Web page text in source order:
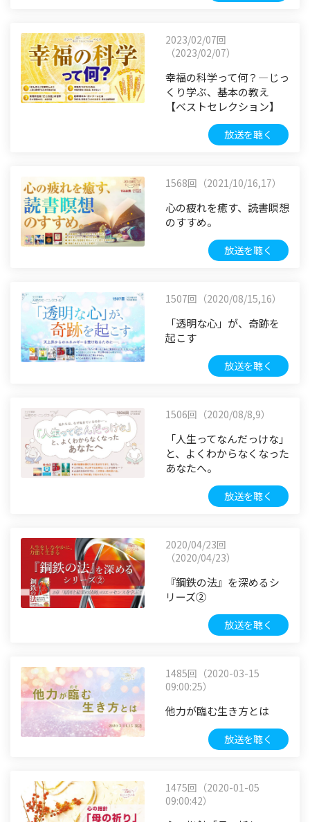
2023/02/07回
（2023/02/07）
幸福の科学って何？―じっ
くり学ぶ、基本の教え
【ベストセレクション】
放送を聴く
1568回（2021/10/16,17）
心の疲れを癒す、読書瞑想
のすすめ。
放送を聴く
1507回（2020/08/15,16）
「透明な心」が、奇跡を
起こす
放送を聴く
1506回（2020/08/8,9）
「人生ってなんだっけな」
と、よくわからなくなった
あなたへ。
放送を聴く
2020/04/23回
（2020/04/23）
『鋼鉄の法』を深めるシ
リーズ②
放送を聴く
1485回（2020-03-15
09:00:25）
他力が臨む生き方とは
放送を聴く
1475回（2020-01-05
09:00:42）